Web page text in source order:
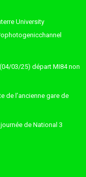
University
03/25) départ MI84 non
de l’ancienne gare de
de National 3